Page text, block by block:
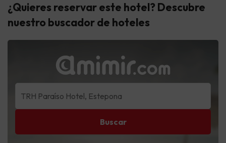
¿Quieres reservar este hotel? Descubre
nuestro buscador de hoteles
Buscar